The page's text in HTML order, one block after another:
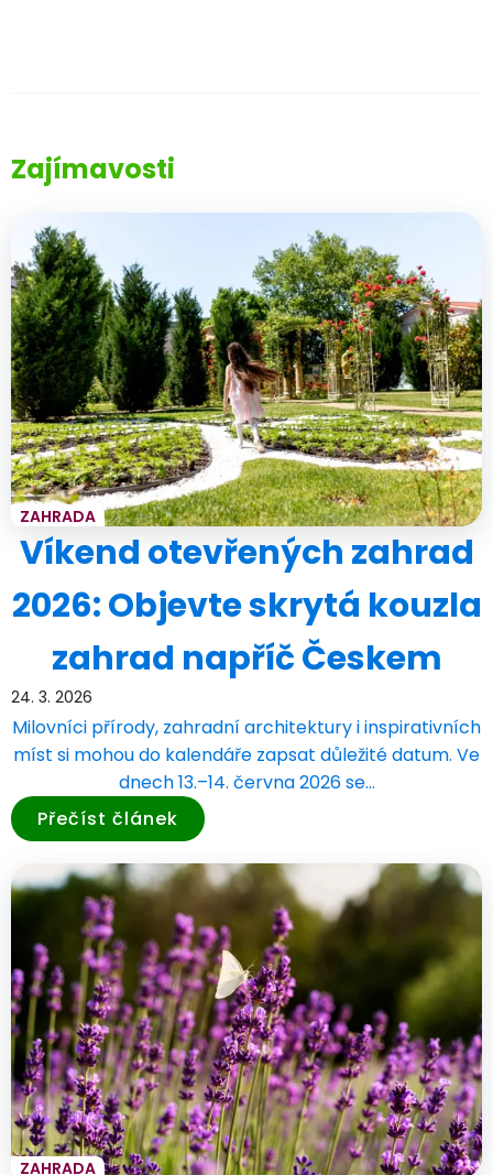
Zajímavosti
ZAHRADA
Víkend otevřených zahrad
2026: Objevte skrytá kouzla
zahrad napříč Českem
24. 3. 2026
Milovníci přírody, zahradní architektury i inspirativních
míst si mohou do kalendáře zapsat důležité datum. Ve
dnech 13.–14. června 2026 se…
Přečíst článek
ZAHRADA